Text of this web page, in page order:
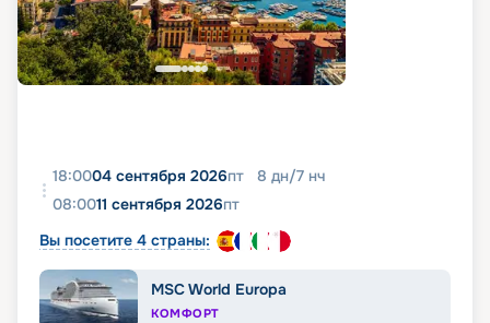
18:0004 сентября 2026пт 8 дн/7 нч
08:0011 сентября 2026пт
Вы посетите 4 страны:
MSC World Europa
КОМФОРТ